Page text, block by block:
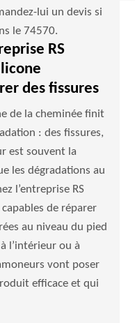
lui un devis si
le 74570.
RS
des fissures
de la cheminée finit
: des fissures,
est souvent la
les dégradations au
l’entreprise RS
de réparer
au niveau du pied
l’intérieur ou à
vont poser
efficace et qui